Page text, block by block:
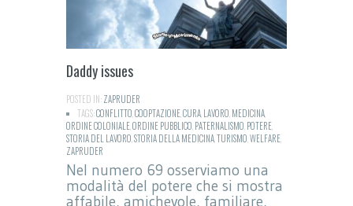
Daddy issues
POSTED IN:ZAPRUDER
TAGS:CONFLITTO COOPTAZIONECURA LAVORO MEDICINA
ORDINE COLONIALEORDINE PUBBLICO PATERNALISMO POTERE
STORIA DEL LAVORO STORIA DELLA MEDICINATURISMO WELFARE
ZAPRUDER
Nel numero 69 osserviamo una
modalità del potere che si mostra
affabile, amichevole, familiare,